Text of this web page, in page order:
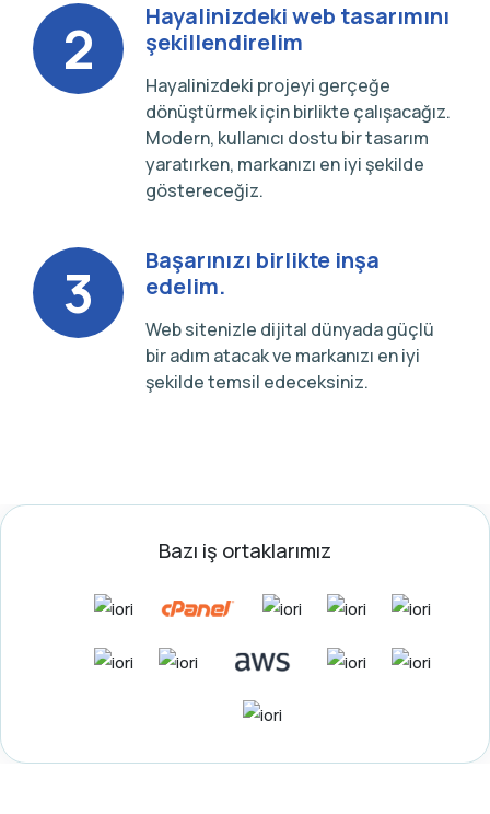
2
Hayalinizdeki web tasarımını
şekillendirelim
Hayalinizdeki projeyi gerçeğe
dönüştürmek için birlikte çalışacağız.
Modern, kullanıcı dostu bir tasarım
yaratırken, markanızı en iyi şekilde
göstereceğiz.
3
Başarınızı birlikte inşa
edelim.
Web sitenizle dijital dünyada güçlü
bir adım atacak ve markanızı en iyi
şekilde temsil edeceksiniz.
Bazı iş ortaklarımız